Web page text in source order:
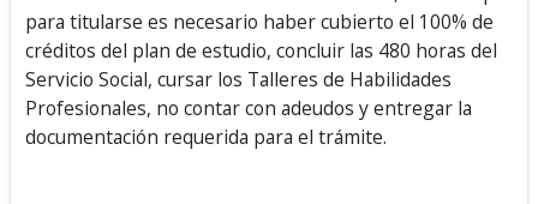
para titularse es necesario haber cubierto el 100% de
créditos del plan de estudio, concluir las 480 horas del
Servicio Social, cursar los Talleres de Habilidades
Profesionales, no contar con adeudos y entregar la
documentación requerida para el trámite.